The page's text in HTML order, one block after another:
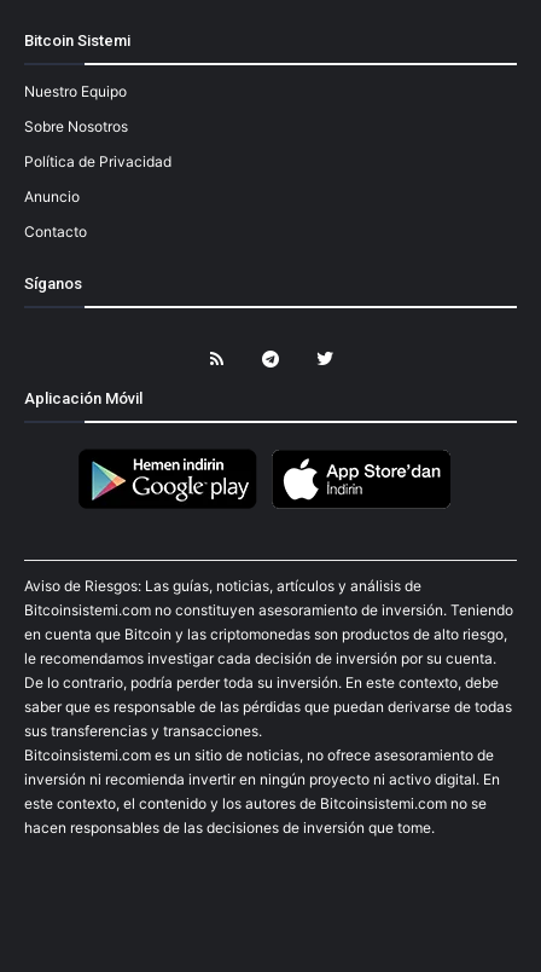
Bitcoin Sistemi
Nuestro Equipo
Sobre Nosotros
Política de Privacidad
Anuncio
Contacto
Síganos
Aplicación Móvil
Aviso de Riesgos: Las guías, noticias, artículos y análisis de
Bitcoinsistemi.com no constituyen asesoramiento de inversión. Teniendo
en cuenta que Bitcoin y las criptomonedas son productos de alto riesgo,
le recomendamos investigar cada decisión de inversión por su cuenta.
De lo contrario, podría perder toda su inversión. En este contexto, debe
saber que es responsable de las pérdidas que puedan derivarse de todas
sus transferencias y transacciones.
Bitcoinsistemi.com es un sitio de noticias, no ofrece asesoramiento de
inversión ni recomienda invertir en ningún proyecto ni activo digital. En
este contexto, el contenido y los autores de Bitcoinsistemi.com no se
hacen responsables de las decisiones de inversión que tome.